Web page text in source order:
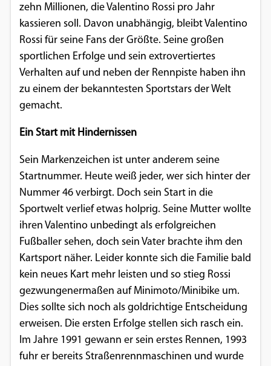
zehn Millionen, die Valentino Rossi pro Jahr
kassieren soll. Davon unabhängig, bleibt Valentino
Rossi für seine Fans der Größte. Seine großen
sportlichen Erfolge und sein extrovertiertes
Verhalten auf und neben der Rennpiste haben ihn
zu einem der bekanntesten Sportstars der Welt
gemacht.
Ein Start mit Hindernissen
Sein Markenzeichen ist unter anderem seine
Startnummer. Heute weiß jeder, wer sich hinter der
Nummer 46 verbirgt. Doch sein Start in die
Sportwelt verlief etwas holprig. Seine Mutter wollte
ihren Valentino unbedingt als erfolgreichen
Fußballer sehen, doch sein Vater brachte ihm den
Kartsport näher. Leider konnte sich die Familie bald
kein neues Kart mehr leisten und so stieg Rossi
gezwungenermaßen auf Minimoto/Minibike um.
Dies sollte sich noch als goldrichtige Entscheidung
erweisen. Die ersten Erfolge stellen sich rasch ein.
Im Jahre 1991 gewann er sein erstes Rennen, 1993
fuhr er bereits Straßenrennmaschinen und wurde